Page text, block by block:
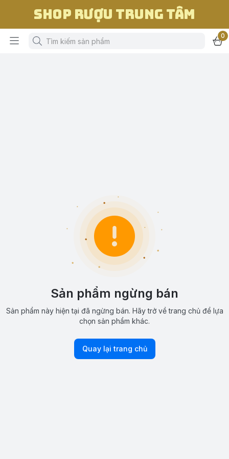
Shop Rượu Trung Tâm
0
Sản phẩm ngừng bán
Sản phẩm này hiện tại đã ngừng bán. Hãy trở về trang chủ để lựa
chọn sản phẩm khác.
Quay lại trang chủ